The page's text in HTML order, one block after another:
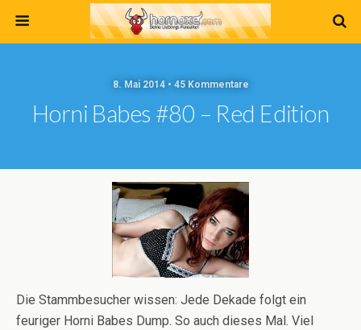
8. Mai 2014 • 45 Kommentare
Horni Babes #80 – Red Edition
Die Stammbesucher wissen: Jede Dekade folgt ein
feuriger Horni Babes Dump. So auch dieses Mal. Viel